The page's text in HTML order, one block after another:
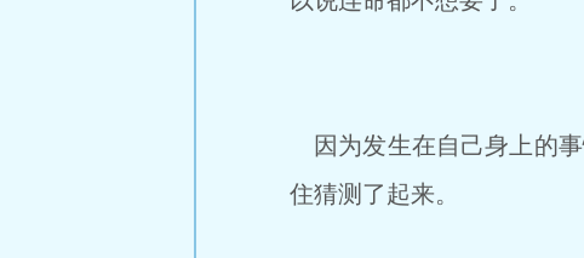
因为发生在自己身上的
住猜测了起来。